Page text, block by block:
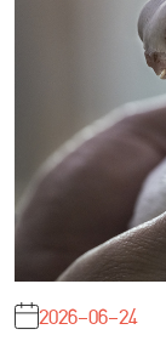
2026-06-24